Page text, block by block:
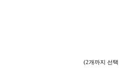
(2개까지 선